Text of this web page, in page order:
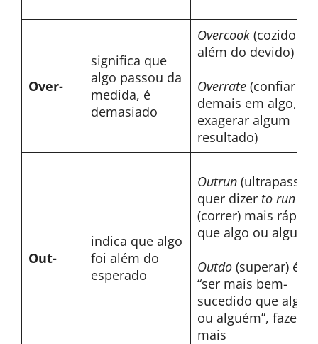
Over-
significa que
algo passou da
medida, é
demasiado
Overcook (cozido
além do devido)
Overrate (confiar
demais em algo,
exagerar algum
resultado)
Out-
indica que algo
foi além do
esperado
Outrun (ultrapassar)
quer dizer to run
(correr) mais rápido
que algo ou alguém
Outdo (superar) é
“ser mais bem-
sucedido que algo
ou alguém”, fazer a
mais